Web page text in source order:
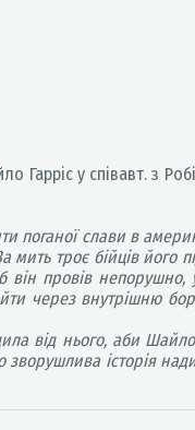
Гарріс у співавт. з
поганої слави в
троє бійців його
він провів непорушно,
через внутрішню
від нього, аби
історія